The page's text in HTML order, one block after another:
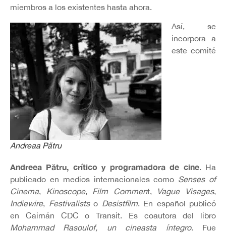
miembros a los existentes hasta ahora.
Andreaa Pătru
Así, se
incorpora a
este comité
Andreea Pătru, crítico y programadora de cine. Ha
publicado en medios internacionales como Senses of
Cinema, Kinoscope, Film Comment, Vague Visages,
Indiewire, Festivalistso Desistfilm. En español publicó
en Caimán CDC o Transit. Es coautora del libro
Mohammad Rasoulof, un cineasta íntegro. Fue